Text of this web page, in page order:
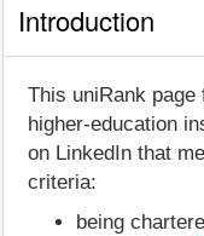
Introduction
This uniRank
higher-education
on LinkedIn that
criteria:
being